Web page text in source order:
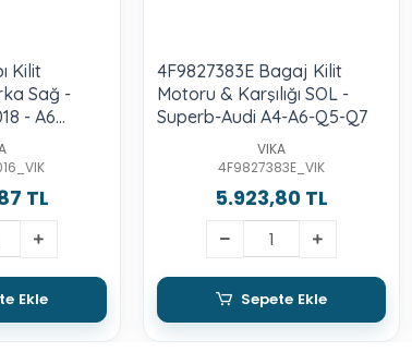
Kilit
Sağ -
- A6
- A6
- A7 2011-
2013->
TL
Ekle
4F9827383E Bagaj Kilit
Motoru & Karşılığı SOL -
Superb-Audi A4-A6-Q5-Q7
VIKA
4F9827383E_VIK
5.923,80 TL
Sepete Ekle